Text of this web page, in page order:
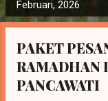
s
Februari, 2026
PAKET
RAMADHAN
PANCAWATI